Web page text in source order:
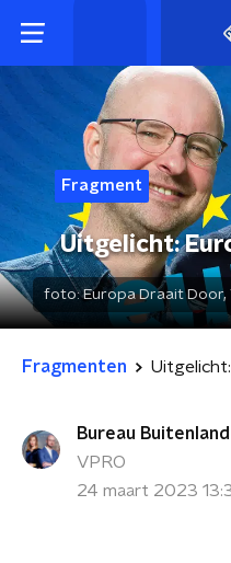
Fragment
Uitgelicht:
foto:Europa Draait Door,
Fragmenten
Bureau Buitenland
VPRO
24 maart 2023